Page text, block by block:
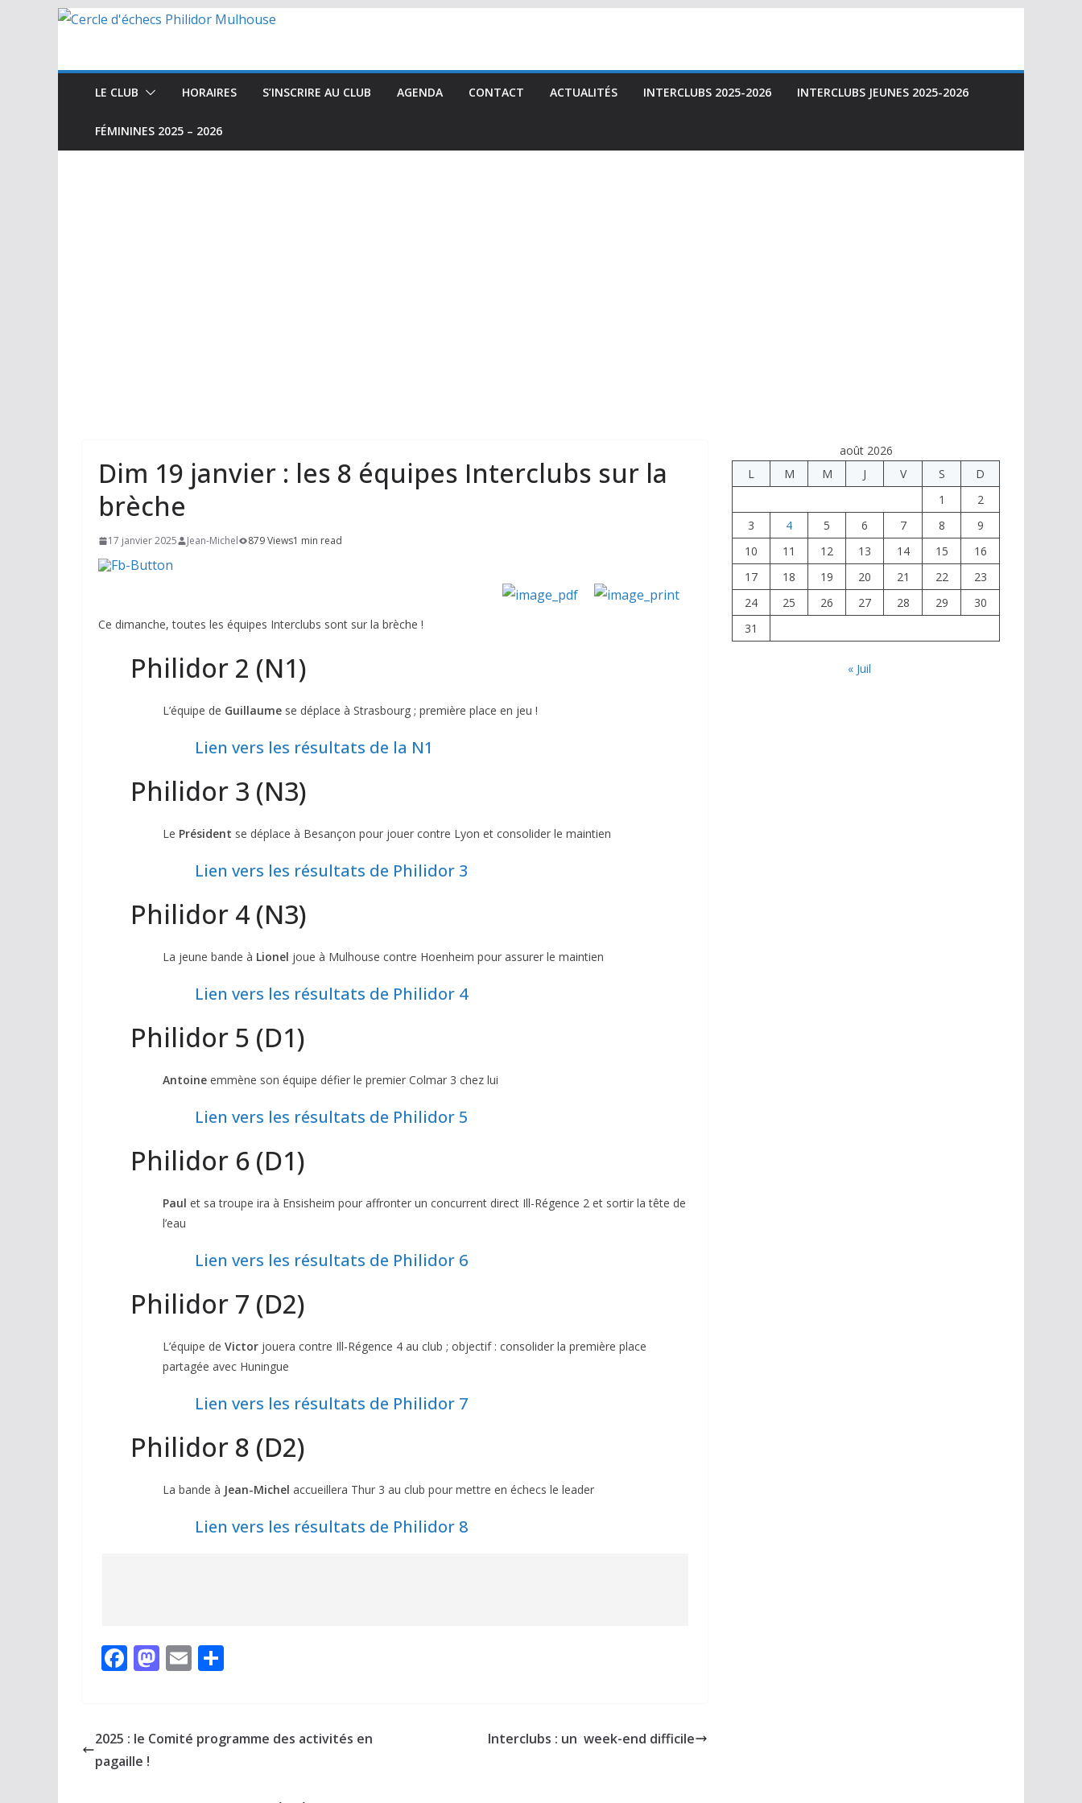
Passer
LE CLUB HORAIRES S’INSCRIRE AU CLUB AGENDA CONTACT ACTUALITÉS INTERCLUBS 2025-2026 INTERCLUBS JEUNES 2025-2026
FÉMININES 2025 – 2026
Dim 19 janvier : les 8 équipes Interclubs sur la
brèche
17 janvier 2025 Jean-Michel 879 Views1 min read
Ce dimanche, toutes les équipes Interclubs sont sur la brèche !
Philidor 2 (N1)
L’équipe de Guillaume se déplace à Strasbourg ; première place en jeu !
Lien vers les résultats de la N1
Philidor 3 (N3)
Le Président se déplace à Besançon pour jouer contre Lyon et consolider le maintien
Lien vers les résultats de Philidor 3
Philidor 4 (N3)
La jeune bande à Lionel joue à Mulhouse contre Hoenheim pour assurer le maintien
Lien vers les résultats de Philidor 4
Philidor 5 (D1)
Antoine emmène son équipe défier le premier Colmar 3 chez lui
Lien vers les résultats de Philidor 5
Philidor 6 (D1)
Paul et sa troupe ira à Ensisheim pour affronter un concurrent direct Ill-Régence 2 et sortir la tête de
l’eau
Lien vers les résultats de Philidor 6
Philidor 7 (D2)
L’équipe de Victor jouera contre Ill-Régence 4 au club ; objectif : consolider la première place
partagée avec Huningue
Lien vers les résultats de Philidor 7
Philidor 8 (D2)
La bande à Jean-Michel accueillera Thur 3 au club pour mettre en échecs le leader
Lien vers les résultats de Philidor 8
F
b
o
M
d
E
l g
2025 : le Comité programme des activités en
pagaille !
Interclubs : un week-end difficile
août 2026
L
M M J V S
D
1
2
3
4 5 6 7 8
9
10
11 12 13 14 15
16
17
18 19 20 21 22
23
24
25 26 27 28 29
30
31
« Juil